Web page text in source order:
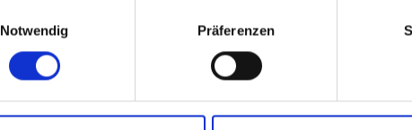
Notwendig
Präferenzen
WAR DER INHALT FÜR SIE HILFREICH?